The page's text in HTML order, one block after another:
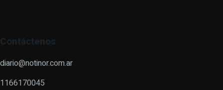
Contáctenos
diario@notinor.com.ar
1166170045